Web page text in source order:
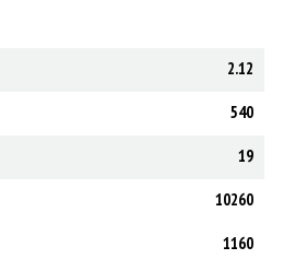
2.12
540
19
10260
1160